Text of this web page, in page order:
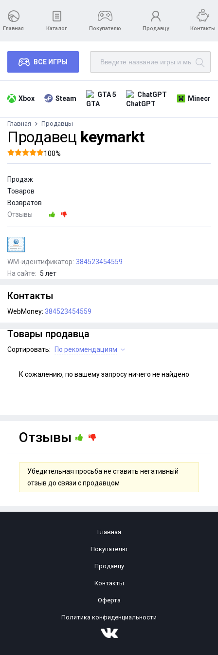
Главная Каталог Покупателю Продавцу Контакты
ВСЕ ИГРЫ
Xbox Steam GTA 5 ChatGPT
Главная Продавцы
Продавец keymarkt
100%
Продаж
Товаров
Возвратов
Отзывы
WM-идентификатор: 384523454559
На сайте: 5 лет
Контакты
WebMoney: 384523454559
Товары продавца
Сортировать: По рекомендациям
К сожалению, по вашему запросу ничего не найдено
Отзывы
Убедительная просьба не ставить негативный
отзыв до связи с продавцом
Главная
Покупателю
Продавцу
Контакты
Оферта
Политика конфиденциальности